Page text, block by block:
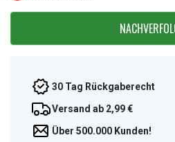
30 Tag Rückgaberecht
Versand ab 2,99 €
Über 500.000 Kunden!